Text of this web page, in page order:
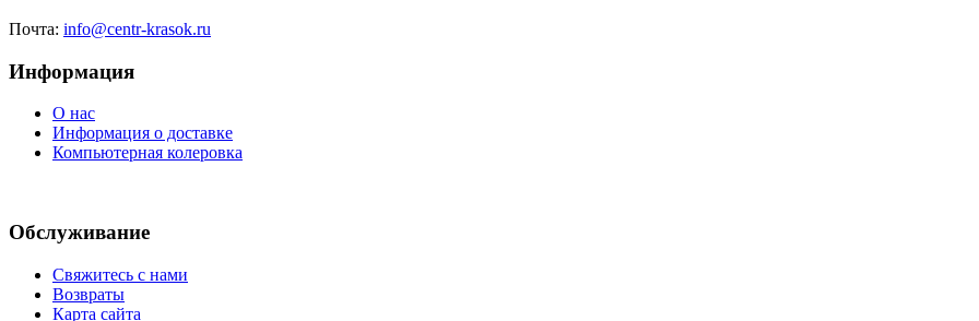
Почта: info@centr-krasok.ru
Информация
О нас
Информация о доставке
Компьютерная колеровка
Обслуживание
Свяжитесь с нами
Возвраты
Карта сайта